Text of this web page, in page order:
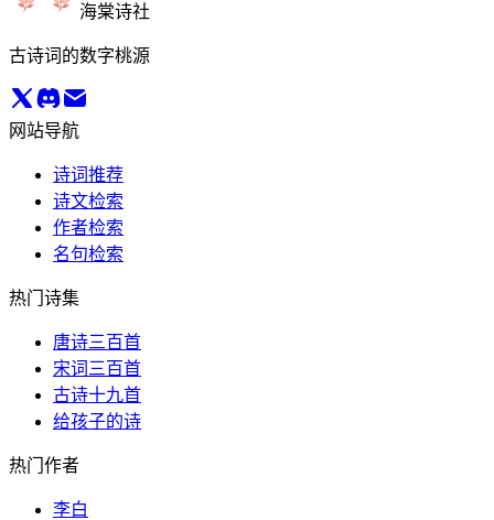
海棠诗社
古诗词的数字桃源
网站导航
诗词推荐
诗文检索
作者检索
名句检索
热门诗集
唐诗三百首
宋词三百首
古诗十九首
给孩子的诗
热门作者
李白